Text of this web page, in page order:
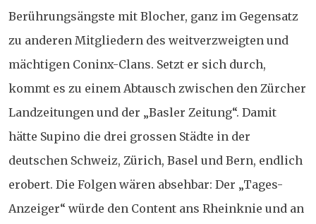
Berührungsängste mit Blocher, ganz im Gegensatz
zu anderen Mitgliedern des weitverzweigten und
mächtigen Coninx-Clans. Setzt er sich durch,
kommt es zu einem Abtausch zwischen den Zürcher
Landzeitungen und der „Basler Zeitung“. Damit
hätte Supino die drei grossen Städte in der
deutschen Schweiz, Zürich, Basel und Bern, endlich
erobert. Die Folgen wären absehbar: Der „Tages-
Anzeiger“ würde den Content ans Rheinknie und an